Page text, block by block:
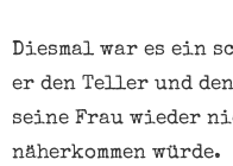
Diesmal war es ein
er den Teller und
seine Frau wieder
näherkommen würde.